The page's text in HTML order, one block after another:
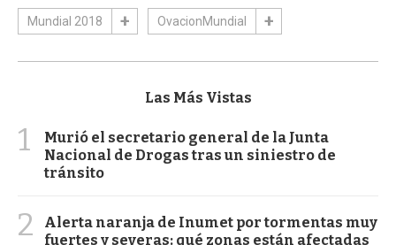
Mundial 2018 OvacionMundial
Las Más Vistas
1
Murió el secretario general de la Junta
Nacional de Drogas tras un siniestro de
tránsito
2
Alerta naranja de Inumet por tormentas muy
fuertes y severas: qué zonas están afectadas